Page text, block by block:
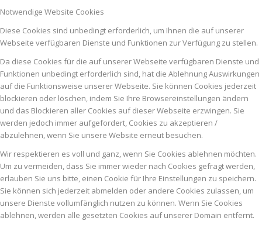
Notwendige Website Cookies
Diese Cookies sind unbedingt erforderlich, um Ihnen die auf unserer
Webseite verfügbaren Dienste und Funktionen zur Verfügung zu stellen.
Da diese Cookies für die auf unserer Webseite verfügbaren Dienste und
Funktionen unbedingt erforderlich sind, hat die Ablehnung Auswirkungen
auf die Funktionsweise unserer Webseite. Sie können Cookies jederzeit
blockieren oder löschen, indem Sie Ihre Browsereinstellungen ändern
und das Blockieren aller Cookies auf dieser Webseite erzwingen. Sie
werden jedoch immer aufgefordert, Cookies zu akzeptieren /
abzulehnen, wenn Sie unsere Website erneut besuchen.
Wir respektieren es voll und ganz, wenn Sie Cookies ablehnen möchten.
Um zu vermeiden, dass Sie immer wieder nach Cookies gefragt werden,
erlauben Sie uns bitte, einen Cookie für Ihre Einstellungen zu speichern.
Sie können sich jederzeit abmelden oder andere Cookies zulassen, um
unsere Dienste vollumfänglich nutzen zu können. Wenn Sie Cookies
ablehnen, werden alle gesetzten Cookies auf unserer Domain entfernt.